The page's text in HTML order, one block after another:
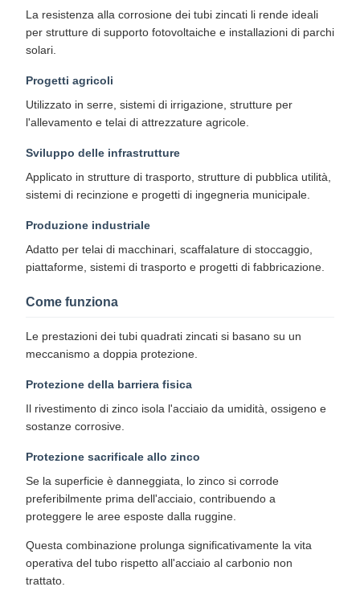
La resistenza alla corrosione dei tubi zincati li rende ideali
per strutture di supporto fotovoltaiche e installazioni di parchi
solari.
Progetti agricoli
Utilizzato in serre, sistemi di irrigazione, strutture per
l'allevamento e telai di attrezzature agricole.
Sviluppo delle infrastrutture
Applicato in strutture di trasporto, strutture di pubblica utilità,
sistemi di recinzione e progetti di ingegneria municipale.
Produzione industriale
Adatto per telai di macchinari, scaffalature di stoccaggio,
piattaforme, sistemi di trasporto e progetti di fabbricazione.
Come funziona
Le prestazioni dei tubi quadrati zincati si basano su un
meccanismo a doppia protezione.
Protezione della barriera fisica
Il rivestimento di zinco isola l'acciaio da umidità, ossigeno e
sostanze corrosive.
Protezione sacrificale allo zinco
Se la superficie è danneggiata, lo zinco si corrode
preferibilmente prima dell'acciaio, contribuendo a
proteggere le aree esposte dalla ruggine.
Questa combinazione prolunga significativamente la vita
operativa del tubo rispetto all'acciaio al carbonio non
trattato.